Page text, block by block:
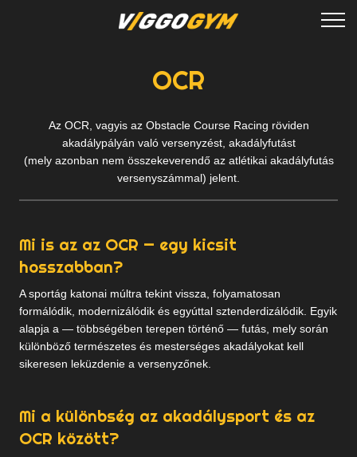
OCR
Az OCR, vagyis az Obstacle Course Racing röviden
akadálypályán való versenyzést, akadályfutást
(mely azonban nem összekeverendő az atlétikai akadályfutás
versenyszámmal) jelent.
Mi is az az OCR — egy kicsit
hosszabban?
A sportág katonai múltra tekint vissza, folyamatosan
formálódik, modernizálódik és egyúttal sztenderdizálódik. Egyik
alapja a — többségében terepen történő — futás, mely során
különböző természetes és mesterséges akadályokat kell
sikeresen leküzdenie a versenyzőnek.
Mi a különbség az akadálysport és az
OCR között?